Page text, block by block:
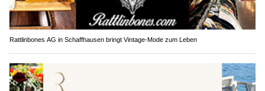
Rattlinbones AG in Schaffhausen bringt Vintage-Mode zum Leben